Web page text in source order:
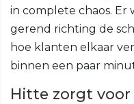
in complete chaos.
gerend richting de
hoe klanten elkaar
binnen een paar
Hitte zorgt voor